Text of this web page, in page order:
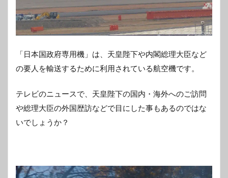
「日本国政府専用機」は、天皇陛下や内閣総理大臣など
の要人を輸送するために利用されている航空機です。
テレビのニュースで、天皇陛下の国内・海外へのご訪問
や総理大臣の外国歴訪などで目にした事もあるのではな
いでしょうか？